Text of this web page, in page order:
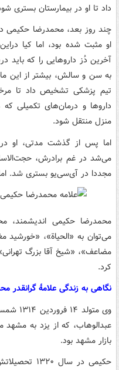
داد تا او در بیمارستان بستری
چند روز بعد، محمدرضا حکیمی
او مثبت شده بود، اما کیا
آخرین دُز داروهایی را که باید
به سن و سالش، بیشتر از این
تیم پزشکی تشخیص داد تا
داروها و درمان‌های تکمیلی
منزل منتقل شود.
می‌شد در غم برادرش،
مجددا در آی‌سی‌یو بستری شد.
محمدرضا حکیمی اندیشمند،
می‌توان به «الحیاة»،
مضاعف»، «شیخ آقا بزرگ
کرد.
نگاهی به زندگی علامهٔ گرانقدر
عبدالوهاب، که از یزد به مشهد
بازار مشهد بود.